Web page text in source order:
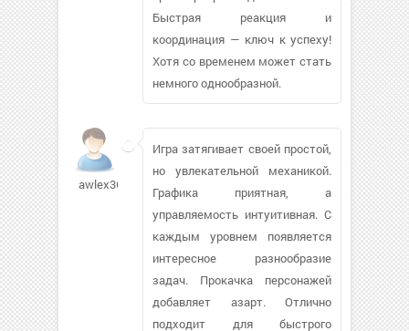
Быстрая реакция и
координация — ключ к успеху!
Хотя со временем может стать
немного однообразной.
awlex3676
Игра затягивает своей простой,
но увлекательной механикой.
Графика приятная, а
управляемость интуитивная. С
каждым уровнем появляется
интересное разнообразие
задач. Прокачка персонажей
добавляет азарт. Отлично
подходит для быстрого